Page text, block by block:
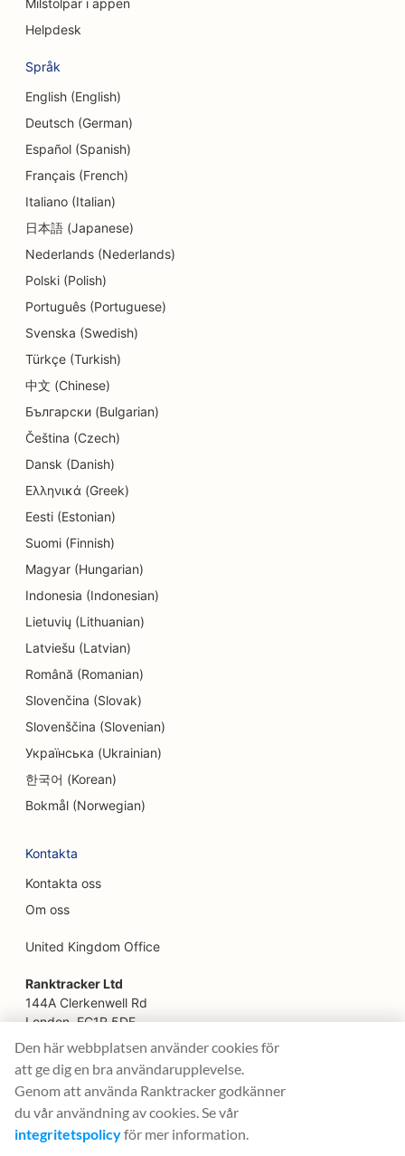
SEO för skuldrådgivningstjänster
SEO för dansstudios
SEO för Dermabrasionstjänster
SEO för tandläkarmottagningar
SEO för detaljhandelsbutiker
SEO för matgäster
SEO för utbildnings- och barnomsorgstjänster
SEO för donutbutiker
SEO för kemtvättar
SEO för elektriker
SEO för ingenjörsbyråer
SEO för endodontister
SEO för Escape Rooms
EO för etniska restauranger
SEO för restauranger från jord till bord
SEO för Facelift-tjänster
SEO för snabbmatsrestauranger
SEO för blomsterhandlare
SEO för restauranger med god mat
SEO för finansiella tjänster
SEO för franska konditorier
SEO för food trucks
SEO för butiker med frusen yoghurt
SEO för allmäntandläkare (DDS eller DMD)
SEO för Fusion Cuisine Trucks
Milstolpar i appen
Helpdesk
Språk
English (English)
Deutsch (German)
Español (Spanish)
Français (French)
Italiano (Italian)
日本語 (Japanese)
Nederlands (Nederlands)
Polski (Polish)
Português (Portuguese)
Svenska (Swedish)
Türkçe (Turkish)
中文 (Chinese)
Български (Bulgarian)
Čeština (Czech)
Dansk (Danish)
Ελληνικά (Greek)
Eesti (Estonian)
Suomi (Finnish)
Magyar (Hungarian)
Indonesia (Indonesian)
Lietuvių (Lithuanian)
Latviešu (Latvian)
Română (Romanian)
Slovenčina (Slovak)
Slovenščina (Slovenian)
Українська (Ukrainian)
한국어 (Korean)
Bokmål (Norwegian)
Kontakta
Kontakta oss
Om oss
United Kingdom Office
Ranktracker Ltd
144A Clerkenwell Rd
London, EC1R 5DF
Company No: 08820809
felix@ranktracker.com
2015 - 2026© Ranktracker. All Rights Reserved.
Den här webbplatsen använder cookies för
att ge dig en bra användarupplevelse.
Genom att använda Ranktracker godkänner
du vår användning av cookies. Se vår
integritetspolicyför mer information.